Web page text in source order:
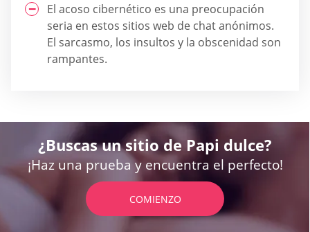
El acoso cibernético es una preocupación
seria en estos sitios web de chat anónimos.
El sarcasmo, los insultos y la obscenidad son
rampantes.
¿Buscas un sitio de Papi dulce?
¡Haz una prueba y encuentra el perfecto!
COMIENZO